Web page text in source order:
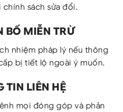
sách sửa đổi.
BỐ MIỄN TRỪ
nhiệm pháp lý nếu thông
bị tiết lộ ngoài ý muốn.
TIN LIÊN HỆ
mọi đóng góp và phản